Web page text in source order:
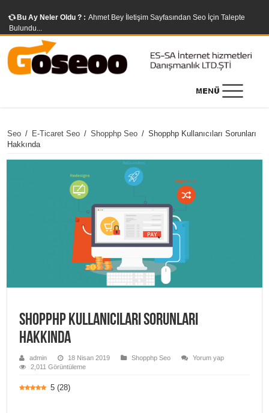
Bu Ay Neler Oldu ? : Ahmet Bey İletişim Sayfasından Seo İçin Talepte
Bulundu...
Seo / E-Ticaret Seo / Shopphp Seo / Shopphp Kullanıcıları Sorunları
Hakkında
Shopphp Kullanıcıları Sorunları
Hakkında
admin 18 Nisan 2019 Shopphp Seo
Yorum yap
2,011 Görüntüleme
5 (28)